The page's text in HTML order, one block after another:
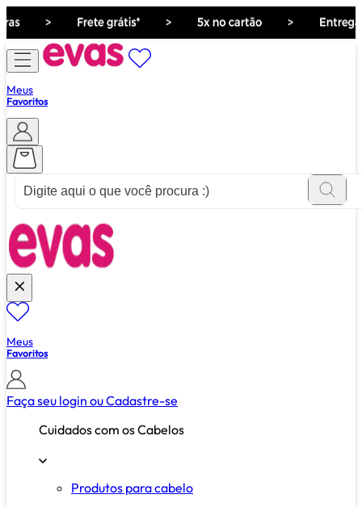
Meus
Favoritos
Meus
Favoritos
Faça seu login ouCadastre-se
Cuidados com os Cabelos
Produtos para cabelo